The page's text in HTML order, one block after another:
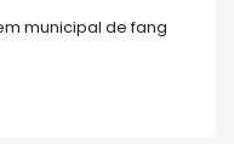
municipal de fang